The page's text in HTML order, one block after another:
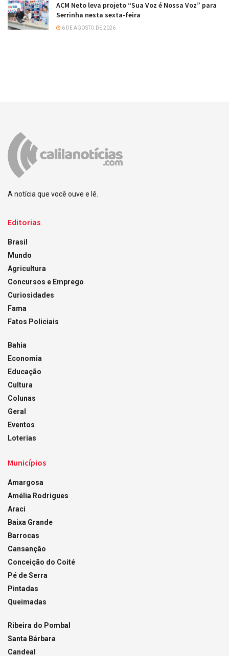
ACM Neto leva projeto “Sua Voz é Nossa Voz” para
Serrinha nesta sexta-feira
6 DE AGOSTO DE 2026
A notícia que você ouve e lê.
Editorias
Brasil
Mundo
Agricultura
Concursos e Emprego
Curiosidades
Fama
Fatos Policiais
Bahia
Economia
Educação
Cultura
Colunas
Geral
Eventos
Loterias
Municípios
Amargosa
Amélia Rodrigues
Araci
Baixa Grande
Barrocas
Cansanção
Conceição do Coité
Pé de Serra
Pintadas
Queimadas
Ribeira do Pombal
Santa Bárbara
Candeal